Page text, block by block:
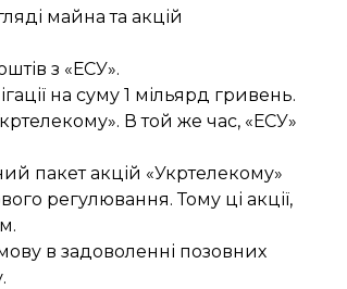
майна та акцій
з «ЕСУ».
на суму 1 мільярд гривень.
В той же час, «ЕСУ»
пакет акцій «Укртелекому»
регулювання. Тому ці акції,
в задоволенні позовних